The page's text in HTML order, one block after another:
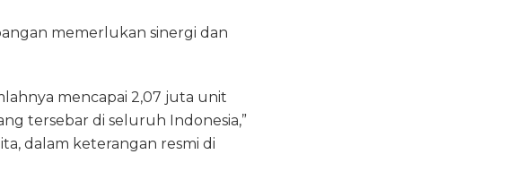
memerlukan sinergi dan
mencapai 2,07 juta unit
tersebar di seluruh Indonesia,”
dalam keterangan resmi di